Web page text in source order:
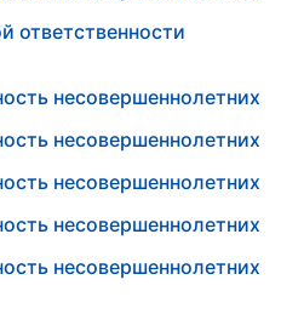
ответственности
несовершеннолетних
несовершеннолетних
несовершеннолетних
несовершеннолетних
несовершеннолетних